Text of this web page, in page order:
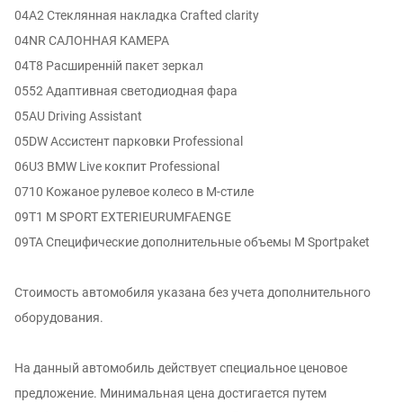
04A2 Стеклянная накладка Crafted clarity
04NR САЛОННАЯ КАМЕРА
04T8 Расширенній пакет зеркал
0552 Адаптивная светодиодная фара
05AU Driving Assistant
05DW Ассистент парковки Professional
06U3 BMW Live кокпит Professional
0710 Кожаное рулевое колесо в M-стиле
09T1 M SPORT EXTERIEURUMFAENGE
09TA Специфические дополнительные объемы M Sportpaket
Стоимость автомобиля указана без учета дополнительного
оборудования.
На данный автомобиль действует специальное ценовое
предложение. Минимальная цена достигается путем